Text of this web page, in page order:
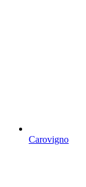
Carovigno